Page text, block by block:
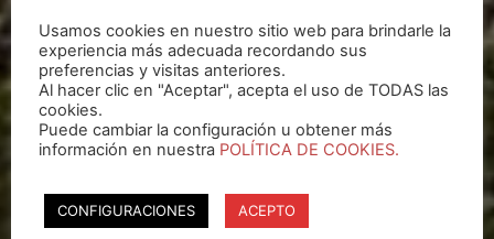
Usamos cookies en nuestro sitio web para brindarle la
experiencia más adecuada recordando sus
preferencias y visitas anteriores.
Al hacer clic en "Aceptar", acepta el uso de TODAS las
cookies.
Puede cambiar la configuración u obtener más
información en nuestra POLÍTICA DE COOKIES.
CONFIGURACIONES ACEPTO